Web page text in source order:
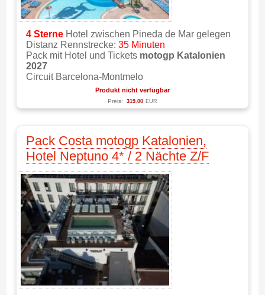
4 Sterne Hotel zwischen Pineda de Mar gelegen
Distanz Rennstrecke: 35 Minuten
Pack mit Hotel und Tickets motogp Katalonien
2027
Circuit Barcelona-Montmelo
Produkt nicht verfügbar
Preis: 319.00 EUR
Pack Costa motogp Katalonien,
Hotel Neptuno 4* / 2 Nächte Z/F